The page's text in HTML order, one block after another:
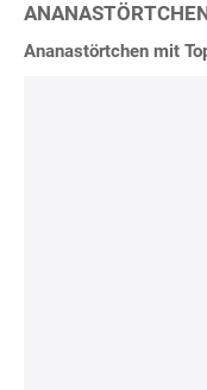
Ananastörtchen mit